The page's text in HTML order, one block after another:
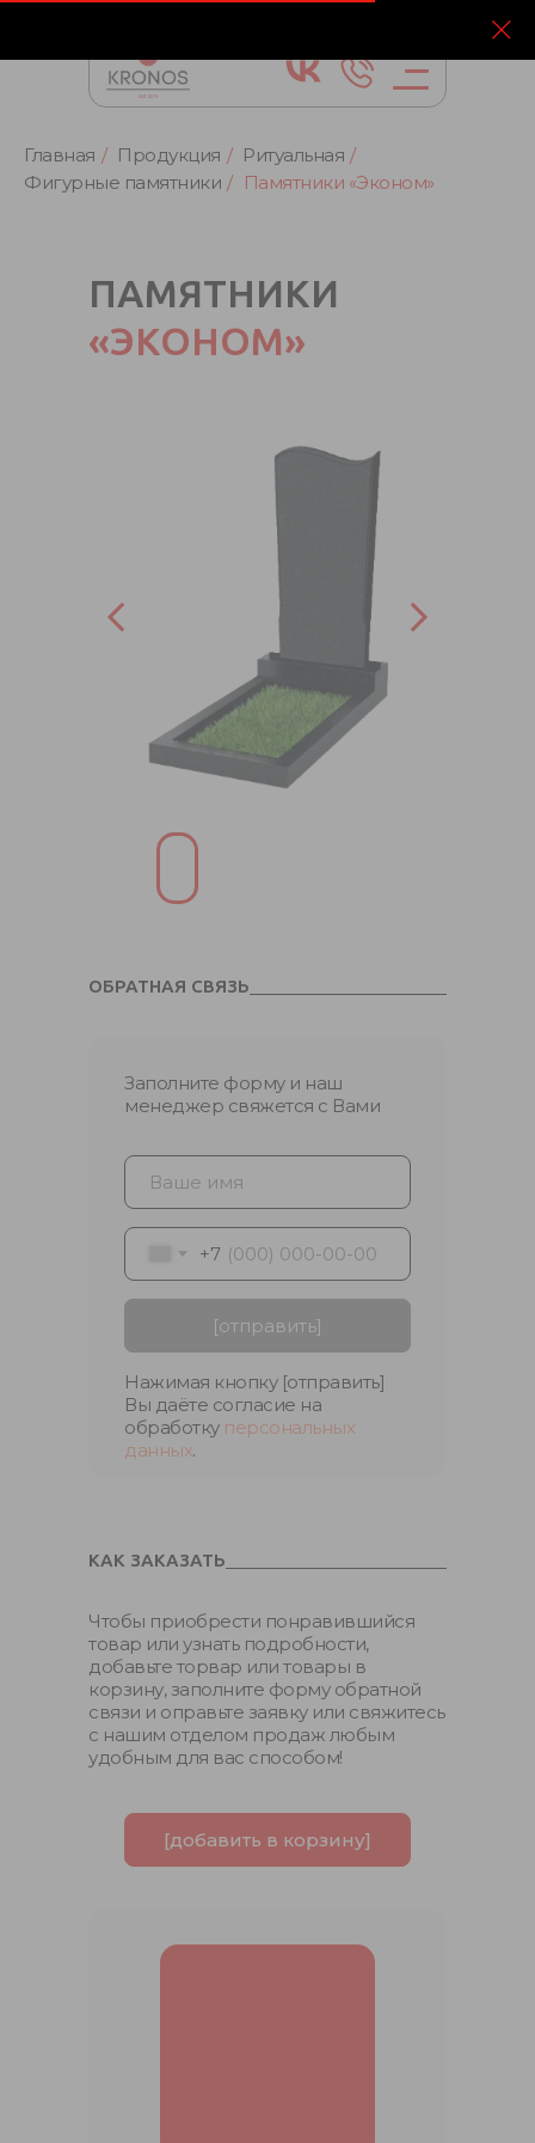
Главная / Продукция / Ритуальная /
Фигурные памятники / Памятники «Эконом»
ПАМЯТНИКИ
«ЭКОНОМ»
ОБРАТНАЯ СВЯЗЬ
Заполните форму и наш
менеджер свяжется с Вами
+7
[отправить]
Нажимая кнопку [отправить]
Вы даёте согласие на
обработку персональных
данных.
КАК ЗАКАЗАТЬ
Чтобы приобрести понравившийся
товар или узнать подробности,
добавьте торвар или товары в
корзину, заполните форму обратной
связи и оправьте заявку или свяжитесь
с нашим отделом продаж любым
удобным для вас способом!
[добавить в корзину]